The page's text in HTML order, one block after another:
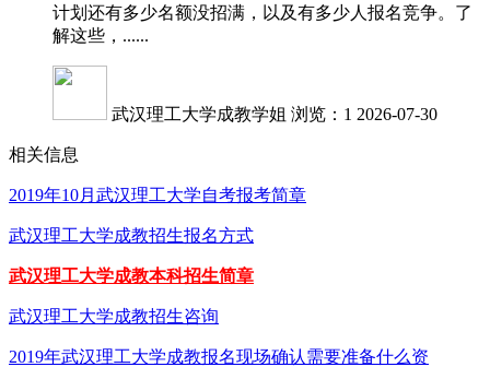
计划还有多少名额没招满，以及有多少人报名竞争。了
解这些，......
武汉理工大学成教学姐 浏览：1 2026-07-30
相关信息
2019年10月武汉理工大学自考报考简章
武汉理工大学成教招生报名方式
武汉理工大学成教本科招生简章
武汉理工大学成教招生咨询
2019年武汉理工大学成教报名现场确认需要准备什么资